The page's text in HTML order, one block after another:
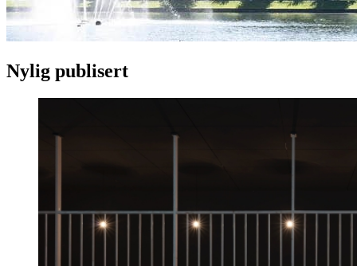
Nylig publisert